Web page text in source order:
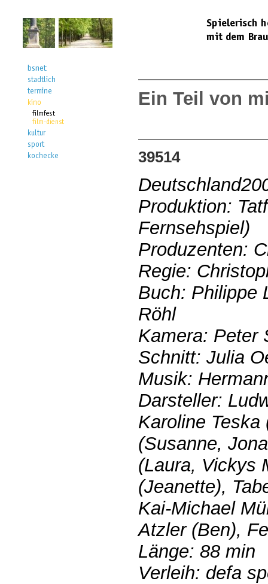
Ein Teil von
39514
Produktion:
Fernsehspiel)
Produzenten:
Regie:
Buch: Philippe
Röhl
Kamera: Peter
Schnitt: Julia
Musik:
Darsteller:
Karoline
(Susanne,
(Laura, Vickys
(Jeanette),
Kai-Michael
Atzler (Ben),
Länge: 88 min
Verleih: defa